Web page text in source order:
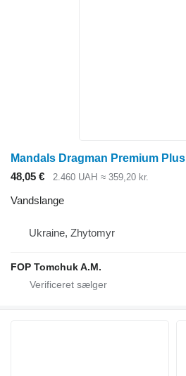
Mandals Dragman Premium Plus
48,05 €
2.460 UAH ≈ 359,20 kr.
Vandslange
Ukraine, Zhytomyr
FOP Tomchuk A.M.